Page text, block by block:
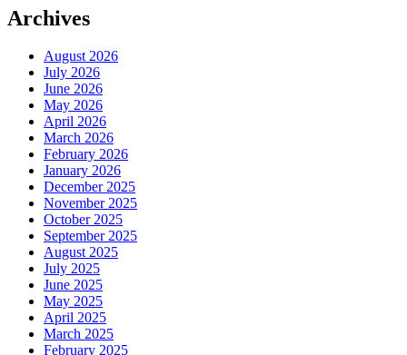
Archives
August 2026
July 2026
June 2026
May 2026
April 2026
March 2026
February 2026
January 2026
December 2025
November 2025
October 2025
September 2025
August 2025
July 2025
June 2025
May 2025
April 2025
March 2025
February 2025